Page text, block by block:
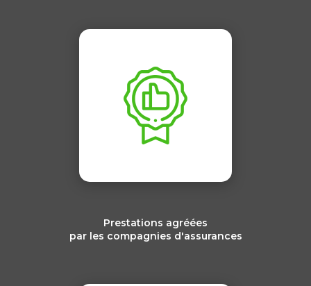
Prestations agréées
par les compagnies d'assurances